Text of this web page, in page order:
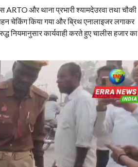
और थाना प्रभारी श्यामदेउरवा तथा चौकी
चेकिंग किया गया और ब्रिथ एनालाइजर लगाकर
नियमानुसार कार्यवाही करते हुए चालीस हजार का